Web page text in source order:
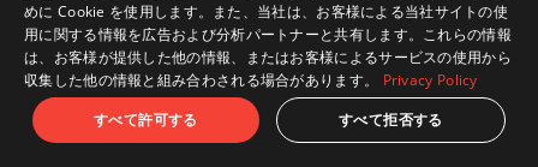
" ", "PlayStation", " ", " " and “PS5” are registered
trademarks or trademarks of Sony Interactive Entertainment Inc.
©2020 Valve Corporation. Steam and the Steam logo are trademarks
and/or registered trademarks of Valve Corporation in the U.S. and/or
ENGLISH
めに Cookie を使用します。また、当社は、お客様による当社サイトの使
用に関する情報を広告および分析パートナーと共有します。これらの情報
は、お客様が提供した他の情報、またはお客様によるサービスの使用から
収集した他の情報と組み合わされる場合があります。
Privacy Policy
すべて許可する
すべて拒否する